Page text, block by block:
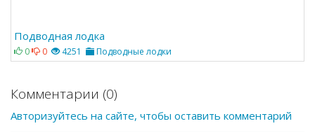
Подводная лодка
0 0 4251 Подводные лодки
Комментарии (0)
Авторизуйтесь на сайте, чтобы оставить комментарий